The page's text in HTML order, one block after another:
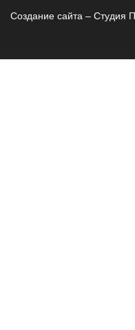
Создание сайта – Cтудия